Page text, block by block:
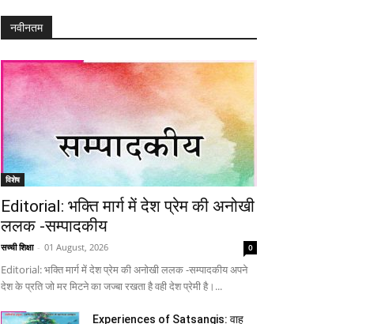
नवीनतम
विशेष
Editorial: भक्ति मार्ग में देश प्रेम की अनोखी
ललक -सम्पादकीय
सच्ची शिक्षा - 01 August, 2026 0
Editorial: भक्ति मार्ग में देश प्रेम की अनोखी ललक -सम्पादकीय अपने
देश के प्रति जो मर मिटने का जज्बा रखता है वही देश प्रेमी है।...
Experiences of Satsangis: वाह